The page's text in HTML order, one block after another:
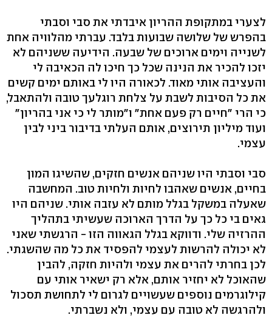
לצערי במתקופת ההריון איבדתי את סבי וסבתי
בהפרש של שלושה שבועות בלבד. עברתי מהלוויה אחת
לשנייה וימים ארוכים של שבעה. הידיעה ששניהם לא
יזכו להכיר את הנינה שכל כך חיכו לה הכאיבה לי
והעציבה אותי מאוד. לכאורה היו לי באותם ימים קשים
את כל הסיבות לשבת על צלחת רוגלעך טובה ולהתאבל,
כי הרי "חיים רק פעם אחת" ו"מותר לי כי אני בהריון"
ועוד מיליון תירוצים, אותם העלתי בדיבור ביני לבין
עצמי.
סבי וסבתי היו שניהם אנשים חזקים, שהשיגו המון
בחיים, אנשים שאהבו לחיות ולחיות טוב. המחשבה
שאעלה במשקל בגלל מותם לא עזבה אותי. שניהם היו
גאים בי כל כך על הדרך הארוכה שעשיתי בתהליך
ההרזיה שלי. ודווקא בגלל הגאווה הזו - הרגשתי שאני
לא יכולה להרשות לעצמי להפסיד את כל מה שהשגתי.
לכן בחרתי להרים את עצמי ולהיות חזקה, להבין
שהאוכל לא יחזיר אותם, אלא רק ישאיר אותי עם
קילוגרמים נוספים שעשויים לגרום לי לתחושת תסכול
ולהרגשה לא טובה עם עצמי, ולא נשברתי.